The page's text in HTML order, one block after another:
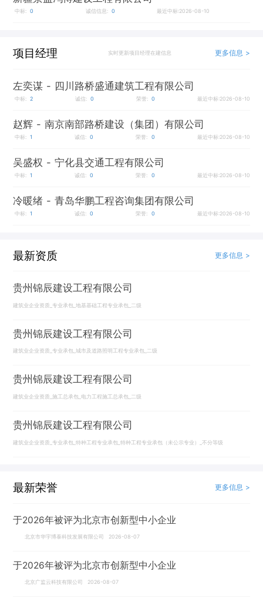
中标: 0 诚信信息: 0 最近中标:2026-08-10
项目经理 实时更新项目经理在建信息 更多信息 >
左奕谋 - 四川路桥盛通建筑工程有限公司
中标: 2 诚信: 0 荣誉: 0 最近中标:2026-08-10
赵辉 - 南京南部路桥建设（集团）有限公司
中标: 1 诚信: 0 荣誉: 0 最近中标:2026-08-10
吴盛权 - 宁化县交通工程有限公司
中标: 1 诚信: 0 荣誉: 0 最近中标:2026-08-10
冷暖绪 - 青岛华鹏工程咨询集团有限公司
中标: 1 诚信: 0 荣誉: 0 最近中标:2026-08-10
最新资质 更多信息 >
贵州锦辰建设工程有限公司
建筑业企业资质_专业承包_地基基础工程专业承包_二级
贵州锦辰建设工程有限公司
建筑业企业资质_专业承包_城市及道路照明工程专业承包_二级
贵州锦辰建设工程有限公司
建筑业企业资质_施工总承包_电力工程施工总承包_二级
贵州锦辰建设工程有限公司
建筑业企业资质_专业承包_特种工程专业承包_特种工程专业承包（未公示专业）_不分等级
最新荣誉 更多信息 >
于2026年被评为北京市创新型中小企业
北京市华宇博泰科技发展有限公司 2026-08-07
于2026年被评为北京市创新型中小企业
北京广监云科技有限公司 2026-08-07